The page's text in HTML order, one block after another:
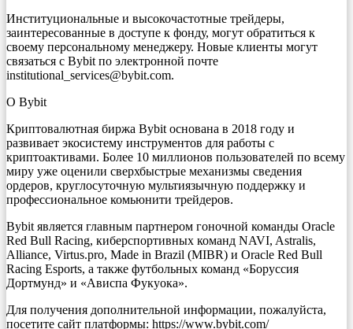
Институциональные и высокочастотные трейдеры,
заинтересованные в доступе к фонду, могут обратиться к
своему персональному менеджеру. Новые клиенты могут
связаться с Bybit по электронной почте
institutional_services@bybit.com.
О Bybit
Криптовалютная биржа Bybit основана в 2018 году и
развивает экосистему инструментов для работы с
криптоактивами. Более 10 миллионов пользователей по всему
миру уже оценили сверхбыстрые механизмы сведения
ордеров, круглосуточную мультиязычную поддержку и
профессиональное комьюнити трейдеров.
Bybit является главным партнером гоночной команды Oracle
Red Bull Racing, киберспортивных команд NAVI, Astralis,
Alliance, Virtus.pro, Made in Brazil (MIBR) и Oracle Red Bull
Racing Esports, а также футбольных команд «Боруссия
Дортмунд» и «Ависпа Фукуока».
Для получения дополнительной информации, пожалуйста,
посетите сайт платформы: https://www.bybit.com/